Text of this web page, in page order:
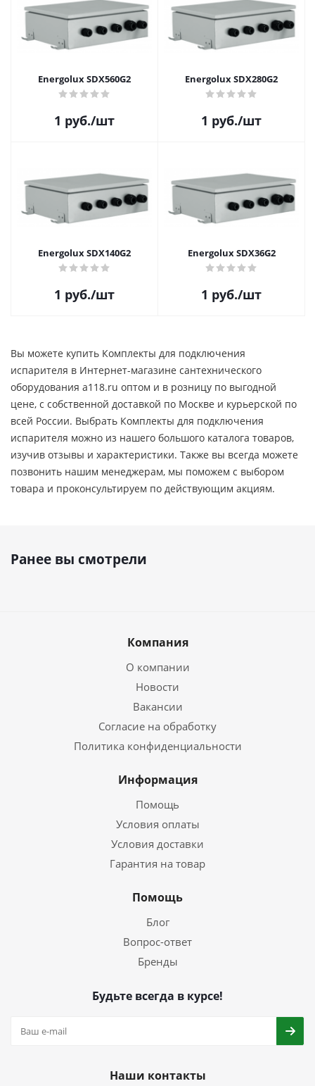
Energolux SDX560G2
1 руб./шт
Energolux SDX280G2
1 руб./шт
Energolux SDX140G2
1 руб./шт
Energolux SDX36G2
1 руб./шт
Вы можете купить Комплекты для подключения
испарителя в Интернет-магазине сантехнического
оборудования a118.ru оптом и в розницу по выгодной
цене, c собственной доставкой по Москве и курьерской по
всей России. Выбрать Комплекты для подключения
испарителя можно из нашего большого каталога товаров,
изучив отзывы и характеристики. Также вы всегда можете
позвонить нашим менеджерам, мы поможем с выбором
товара и проконсультируем по действующим акциям.
Ранее вы смотрели
Компания
О компании
Новости
Вакансии
Согласие на обработку
Политика конфиденциальности
Информация
Помощь
Условия оплаты
Условия доставки
Гарантия на товар
Помощь
Блог
Вопрос-ответ
Бренды
Будьте всегда в курсе!
Наши контакты